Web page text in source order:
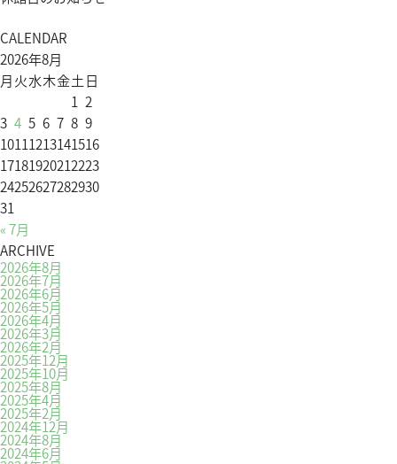
CALENDAR
2026年8月
月火水木金土日
1 2
3 4 5 6 7 8 9
10111213141516
17181920212223
24252627282930
31
« 7月
ARCHIVE
2026年8月
2026年7月
2026年6月
2026年5月
2026年4月
2026年3月
2026年2月
2025年12月
2025年10月
2025年8月
2025年4月
2025年2月
2024年12月
2024年8月
2024年6月